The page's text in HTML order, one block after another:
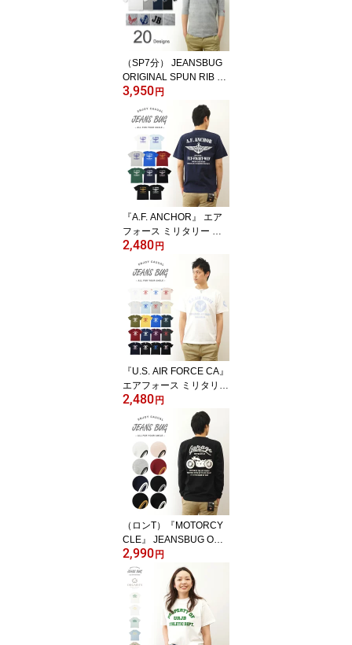
ブランド 丸胴 厚手 トッ
プス Tシャツ ティーシャ
ツ おしゃれ 白 黒 胸ポケ
ット付き 【PKST-L1】
（SP7分） JEANSBUG
ORIGINAL SPUN RIB K
NIT T-SHIRT オリジナル
スパン フライス 7分袖 ク
ルーネック Tシャツ メン
ズ レディース 刺繍 無地
七分袖 ストレッチ 伸縮
インナー ラグラン Tシャ
ツ 厚手 シンプル 重ね着
白 黒 グレー 紺 透けない
下着 五分袖 【SP7T】
3,950円
『A.F. ANCHOR』 エア
フォース ミリタリー プ
リント 半袖 Tシャツ メン
ズ レディース ゆったり
オーバーサイズ 大きいサ
イズ ビッグサイズ対応 X
L 2L XXL 3L オリジナル
ブランド 丸胴 厚手 ティ
ーシャツ おしゃれ 白 黒
アメリカ 空軍 米軍 Air F
orce イカリ 【ST-AFANC
HO】
2,480円
『U.S. AIR FORCE CA』
エアフォース ミリタリー
プリント 半袖 Tシャツ メ
ンズ レディース ゆった
り オーバーサイズ 大き
いサイズ ビッグサイズ対
応 XL 2L XXL 3L オリジ
ナル ブランド 丸胴 厚手
ティーシャツ おしゃれ
白 黒 アメリカ 空軍 米軍
USAF 【ST-CA】
2,480円
（ロンT）『MOTORCY
CLE』 JEANSBUG ORI
GINAL 長袖 Tシャツ オリ
ジナル バイカー プリン
ト Tシャツ メンズ レディ
ース 大きいサイズ ビッ
グサイズ対応 丸胴 クル
ーネック 袖リブ インナ
ー モーターサイクル ア
2,990円